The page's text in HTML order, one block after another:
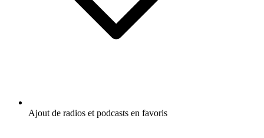
Ajout de radios et podcasts en favoris